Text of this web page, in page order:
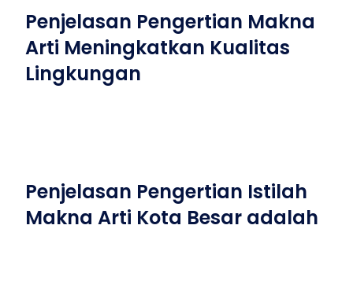
Penjelasan Pengertian Makna
Arti Meningkatkan Kualitas
Lingkungan
Penjelasan Pengertian Istilah
Makna Arti Kota Besar adalah